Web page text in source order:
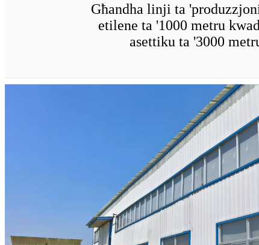
Għandha linji ta
etilene ta '1000 metru
asettiku ta '3000